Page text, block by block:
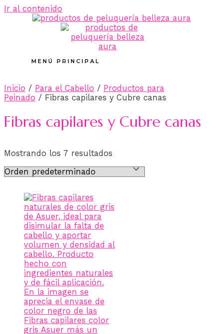
Ir al contenido
MENÚ PRINCIPAL
Inicio / Para el Cabello / Productos para
Peinado / Fibras capilares y Cubre canas
Fibras capilares y Cubre canas
Mostrando los 7 resultados